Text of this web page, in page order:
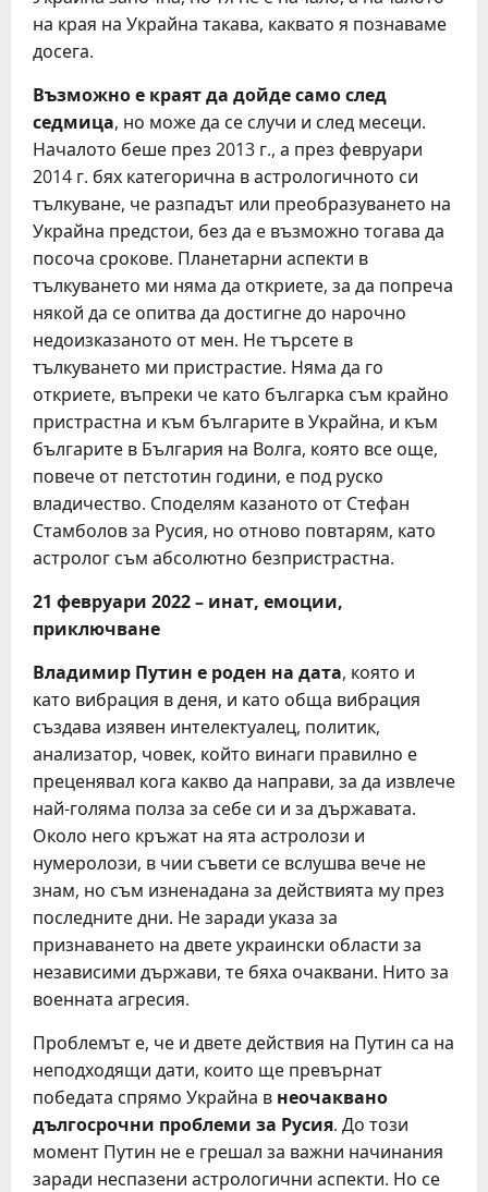
на края на Украйна такава, каквато я познаваме
досега.
Възможно е краят да дойде само след
седмица, но може да се случи и след месеци.
Началото беше през 2013 г., а през февруари
2014 г. бях категорична в астрологичното си
тълкуване, че разпадът или преобразуването на
Украйна предстои, без да е възможно тогава да
посоча срокове. Планетарни аспекти в
тълкуването ми няма да откриете, за да попреча
някой да се опитва да достигне до нарочно
недоизказаното от мен. Не търсете в
тълкуването ми пристрастие. Няма да го
откриете, въпреки че като българка съм крайно
пристрастна и към българите в Украйна, и към
българите в България на Волга, която все още,
повече от петстотин години, е под руско
владичество. Споделям казаното от Стефан
Стамболов за Русия, но отново повтарям, като
астролог съм абсолютно безпристрастна.
21 февруари 2022 – инат, емоции,
приключване
Владимир Путин е роден на дата, която и
като вибрация в деня, и като обща вибрация
създава изявен интелектуалец, политик,
анализатор, човек, който винаги правилно е
преценявал кога какво да направи, за да извлече
най-голяма полза за себе си и за държавата.
Около него кръжат на ята астролози и
нумеролози, в чии съвети се вслушва вече не
знам, но съм изненадана за действията му през
последните дни. Не заради указа за
признаването на двете украински области за
независими държави, те бяха очаквани. Нито за
военната агресия.
Проблемът е, че и двете действия на Путин са на
неподходящи дати, които ще превърнат
победата спрямо Украйна в неочаквано
дългосрочни проблеми за Русия. До този
момент Путин не е грешал за важни начинания
заради неспазени астрологични аспекти. Но се